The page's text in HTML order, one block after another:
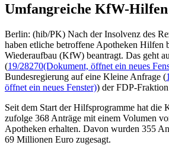
Umfangreiche KfW-
Berlin: (hib/PK) Nach der Insolvenz des
haben etliche betroffene Apotheken Hilfen
Wiederaufbau (KfW) beantragt. Das geht
(19/28270(Dokument, öffnet ein neues
Bundesregierung auf eine Kleine Anfrage (
öffnet ein neues Fenster)) der FDP-
Seit dem Start der Hilfsprogramme hat die
zufolge 368 Anträge mit einem Volumen
Apotheken erhalten. Davon wurden 355
69 Millionen Euro zugesagt.